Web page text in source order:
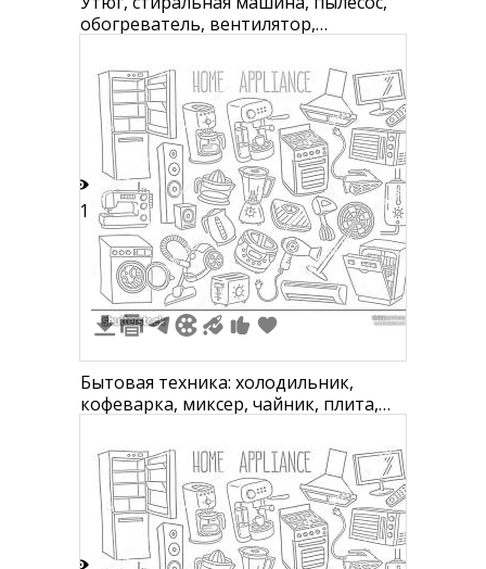
обогреватель, вентилятор,
утюжок для волос
11
Бытовая техника: холодильник,
кофеварка, миксер, чайник, плита,
доска, швейная машина, колонки,
соковыжималка, блендер, утюг,
пылесос, стиральная машина,
вентилятор, фен, тостер,
микроволновка, кухонный комбайн,
мультиварка,